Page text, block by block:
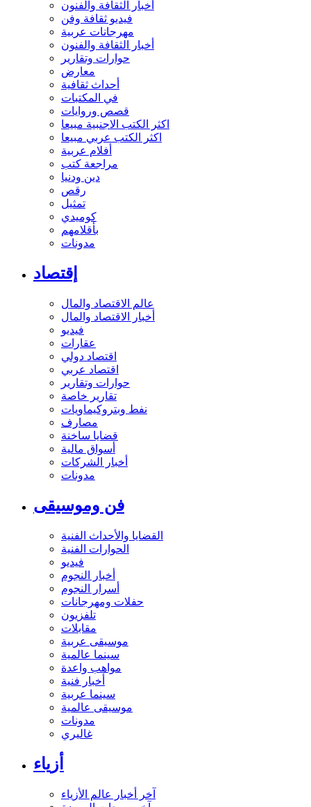
أخبار الثقافة والفنون
فيديو ثقافة وفن
مهرجانات عربية
أخبار الثقافة والفنون
حوارات وتقارير
معارض
أحداث ثقافية
في المكتبات
قصص وروايات
اكثر الكتب الاجنبية مبيعا
اكثر الكتب عربي مبيعا
أفلام عربية
مراجعة كتب
دين ودنيا
رقص
تمثيل
كوميدي
بأقلامهم
مدونات
إقتصاد
عالم الاقتصاد والمال
أخبار الاقتصاد والمال
فيديو
عقارات
اقتصاد دولي
اقتصاد عربي
حوارات وتقارير
تقارير خاصة
نفط وبتروكيماويات
مصارف
قضايا ساخنة
أسواق مالية
أخبار الشركات
مدونات
فن وموسيقى
القضايا والأحداث الفنية
الحوارات الفنية
فيديو
أخبار النجوم
أسرار النجوم
حفلات ومهرجانات
تلفزيون
مقابلات
موسيقى عربية
سينما عالمية
مواهب واعدة
أخبار فنية
سينما عربية
موسيقى عالمية
مدونات
غاليري
أزياء
آخر أخبار عالم الأزياء